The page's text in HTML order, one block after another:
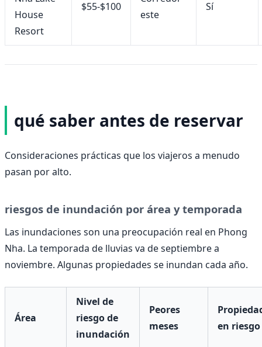
House
Resort
$55-$100
este
Sí
qué saber antes de reservar
Consideraciones prácticas que los viajeros a menudo
pasan por alto.
riesgos de inundación por área y temporada
Las inundaciones son una preocupación real en Phong
Nha. La temporada de lluvias va de septiembre a
noviembre. Algunas propiedades se inundan cada año.
Área
Nivel de
riesgo de
inundación
Peores
meses
en riesgo